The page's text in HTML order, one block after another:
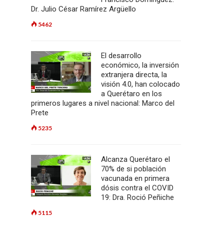
Dr. Julio César Ramírez Argüello
5462
El desarrollo
económico, la inversión
extranjera directa, la
visión 4.0, han colocado
a Querétaro en los
primeros lugares a nivel nacional: Marco del
Prete
5235
Alcanza Querétaro el
70% de si población
vacunada en primera
dósis contra el COVID
19: Dra. Roció Peñiche
5115